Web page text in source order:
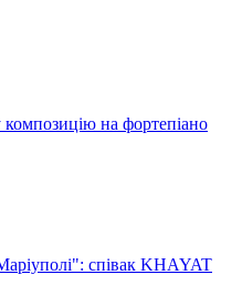
на фортепіано
співак KHAYAT